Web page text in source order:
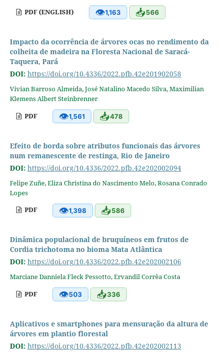
PDF (ENGLISH)
👁1,163 📥566
Impacto da ocorrência de árvores ocas no rendimento da
colheita de madeira na Floresta Nacional de Saracá-
Taquera, Pará
DOI: https://doi.org/10.4336/2022.pfb.42e201902058
Vivian Barroso Almeida, José Natalino Macedo Silva, Maximilian
Klemens Albert Steinbrenner
PDF
👁1,561 📥478
Efeito de borda sobre atributos funcionais das árvores
num remanescente de restinga, Rio de Janeiro
DOI: https://doi.org/10.4336/2022.pfb.42e202002094
Felipe Zuñe, Eliza Christina do Nascimento Melo, Rosana Conrado
Lopes
PDF
👁1,398 📥586
Dinâmica populacional de bruquíneos em frutos de
Cordia trichotoma no bioma Mata Atlântica
DOI: https://doi.org/10.4336/2022.pfb.42e202002106
Marciane Danniela Fleck Pessotto, Ervandil Corrêa Costa
PDF
👁503 📥336
Aplicativos e smartphones para mensuração da altura de
árvores em plantio florestal
DOI: https://doi.org/10.4336/2022.pfb.42e202002113